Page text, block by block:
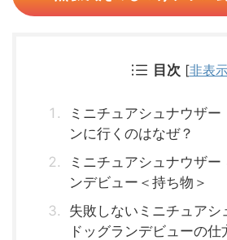
目次 [非表
ミニチュアシュナウザー
ンに行くのはなぜ？
ミニチュアシュナウザー
ンデビュー＜持ち物＞
失敗しないミニチュアシ
ドッグランデビューの仕